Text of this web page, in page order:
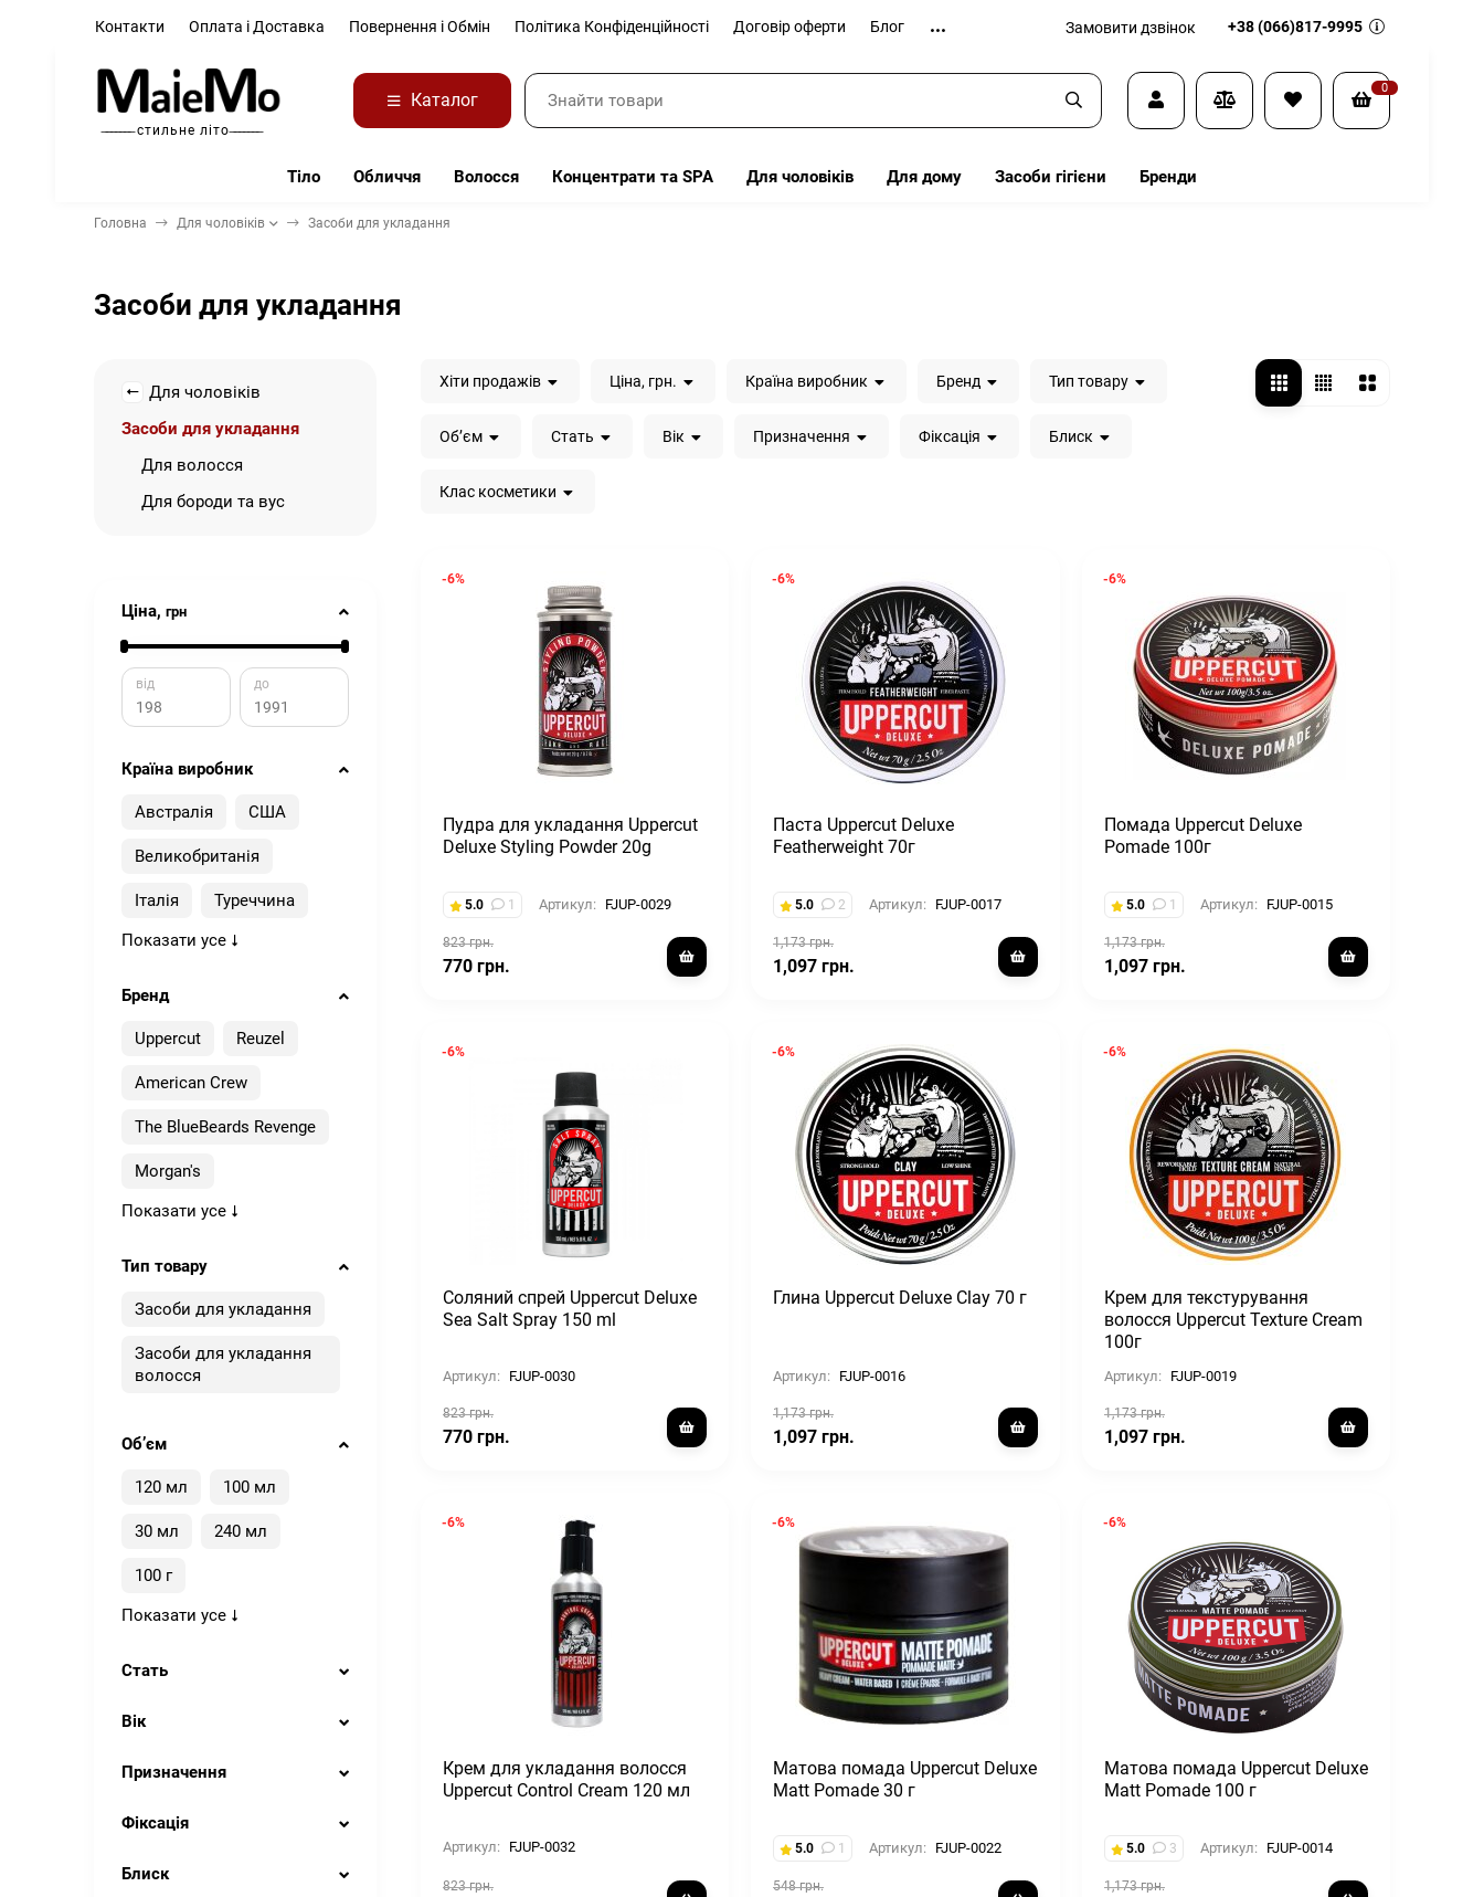
Контакти Оплата і Доставка Повернення і Обмін Політика Конфіденційності Договір оферти Блог Замовити дзвінок +38 (066)817-9995
̶ ̶ ̶ ̶ ̶ ̶ ̶ стильне літо ̶ ̶ ̶ ̶ ̶ ̶ ̶
Каталог
0
Бренди
Засоби гігієни
Для дому
Для чоловіків
Концентрати та SPA
Волосся
Обличчя
Тіло
Головна Для чоловіків Засоби для укладання
Засоби для укладання
Хіти продажів Ціна, грн. Країна виробник Бренд Тип товару
Обʼєм Стать Вік Призначення Фіксація Блиск
Клас косметики
-6%
Пудра для укладання Uppercut
Deluxe Styling Powder 20g
5.0 1 Артикул: FJUP-0029
823 грн.
770 грн.
-6%
Паста Uppercut Deluxe
Featherweight 70г
5.0 2 Артикул: FJUP-0017
1,173 грн.
1,097 грн.
-6%
Помада Uppercut Deluxe
Pomade 100г
5.0 1 Артикул: FJUP-0015
1,173 грн.
1,097 грн.
-6%
Соляний спрей Uppercut Deluxe
Sea Salt Spray 150 ml
Артикул: FJUP-0030
823 грн.
770 грн.
-6%
Глина Uppercut Deluxe Clay 70 г
Артикул: FJUP-0016
1,173 грн.
1,097 грн.
-6%
Крем для текстурування
волосся Uppercut Texture Cream
100г
Артикул: FJUP-0019
1,173 грн.
1,097 грн.
-6%
Крем для укладання волосся
Uppercut Control Cream 120 мл
Артикул: FJUP-0032
823 грн.
-6%
Матова помада Uppercut Deluxe
Matt Pomade 30 г
5.0 1 Артикул: FJUP-0022
548 грн.
-6%
Матова помада Uppercut Deluxe
Matt Pomade 100 г
5.0 3 Артикул: FJUP-0014
1,173 грн.
Для чоловіків
Засоби для укладання
Для волосся
Для бороди та вус
Ціна, грн
від до
Країна виробник
Австралія США
Великобританія
Італія
Туреччина
Показати усе
Бренд
Uppercut Reuzel
American Crew
The BlueBeards Revenge
Morgan's
Показати усе
Тип товару
Засоби для укладання
Засоби для укладання
волосся
Обʼєм
120 мл 100 мл
30 мл 240 мл
100 г
Показати усе
Стать
Вік
Призначення
Фіксація
Блиск